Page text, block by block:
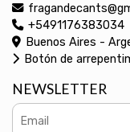
+5491176383034
Buenos Aires -
Botón de
NEWSLETTER